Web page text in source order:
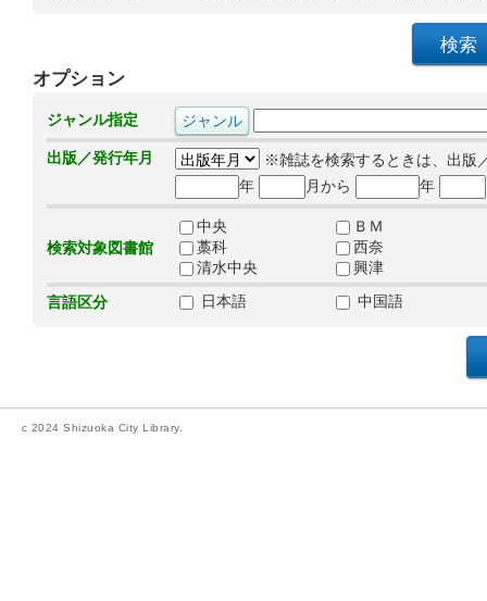
オプション
ジャンル指定
出版／発行年月
※雑誌を検索するときは、出版
年
月から 年
検索対象図書館
中央
ＢＭ
藁科
西奈
清水中央
興津
言語区分
日本語 中国語
c 2024 Shizuoka City Library.